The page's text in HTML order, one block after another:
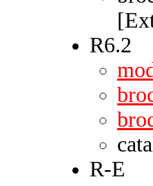
R6.2
R-E